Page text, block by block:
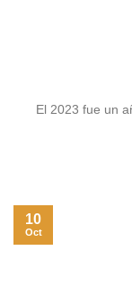
El 2023 fue un
10
Oct